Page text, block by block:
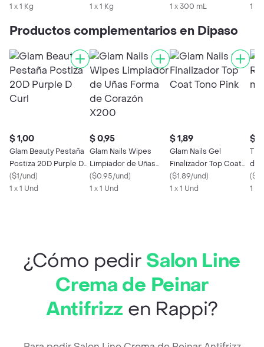
1 x 1 Kg
1 x 1 Kg
1 x 300 mL
1 x
Productos complementarios en Dipaso
$ 1,00
Glam Beauty Pestaña
Postiza 20D Purple D
Curl
($1/und)
1 x 1 Und
$ 0,95
Glam Nails Wipes
Limpiador de Uñas
Forma de Corazón
X200
($0.95/und)
1 x 1 Und
$ 1,89
Glam Nails Gel
Finalizador Top Coat
Tono Pink
($1.89/und)
1 x 1 Und
$
de
(
1 x
¿Cómo pedir Salon Line
Crema de Peinar
Antifrizz en Rappi?